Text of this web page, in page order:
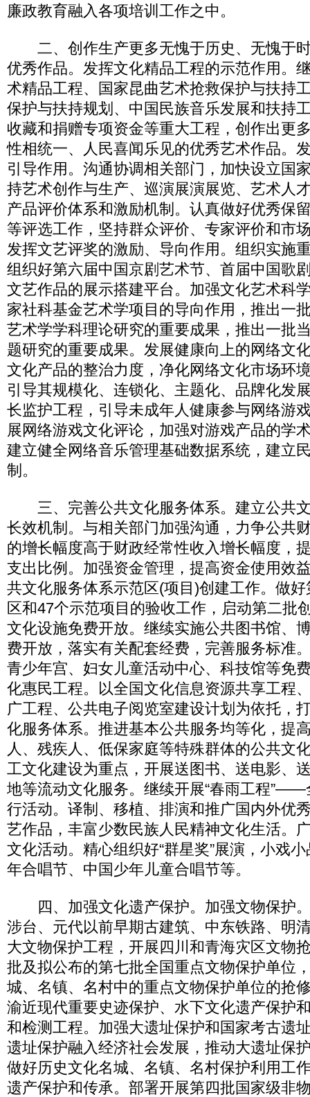
廉政教育融入各项培训工作之中。
二、创作生产更多无愧于历史、无愧于
优秀作品。发挥文化精品工程的示范作用。
术精品工程、国家昆曲艺术抢救保护与扶持
保护与扶持规划、中国民族音乐发展和扶持
收藏和捐赠专项资金等重大工程，创作出更
性相统一、人民喜闻乐见的优秀艺术作品。
引导作用。沟通协调相关部门，加快设立国
持艺术创作与生产、巡演展演展览、艺术人
产品评价体系和激励机制。认真做好优秀保
等评选工作，坚持群众评价、专家评价和市
发挥文艺评奖的激励、导向作用。组织实施
组织好第六届中国京剧艺术节、首届中国歌
文艺作品的展示搭建平台。加强文化艺术科
家社科基金艺术学项目的导向作用，推出一
艺术学学科理论研究的重要成果，推出一批
题研究的重要成果。发展健康向上的网络文
文化产品的整治力度，净化网络文化市场环
引导其规模化、连锁化、主题化、品牌化发
长监护工程，引导未成年人健康参与网络游
展网络游戏文化评论，加强对游戏产品的学
建立健全网络音乐管理基础数据系统，建立
制。
三、完善公共文化服务体系。建立公共
长效机制。与相关部门加强沟通，力争公共
的增长幅度高于财政经常性收入增长幅度，
支出比例。加强资金管理，提高资金使用效
共文化服务体系示范区(项目)创建工作。做
区和47个示范项目的验收工作，启动第二批
文化设施免费开放。继续实施公共图书馆、
费开放，落实有关配套经费，完善服务标准
青少年宫、妇女儿童活动中心、科技馆等免
化惠民工程。以全国文化信息资源共享工程
广工程、公共电子阅览室建设计划为依托，
化服务体系。推进基本公共服务均等化，提
人、残疾人、低保家庭等特殊群体的公共文
工文化建设为重点，开展送图书、送电影、
地等流动文化服务。继续开展“春雨工程
行活动。译制、移植、排演和推广国内外优
艺作品，丰富少数民族人民精神文化生活。
文化活动。精心组织好“群星奖”展演，小戏
年合唱节、中国少年儿童合唱节等。
四、加强文化遗产保护。加强文物保护
涉台、元代以前早期古建筑、中东铁路、明
大文物保护工程，开展四川和青海灾区文物
批及拟公布的第七批全国重点文物保护单位
城、名镇、名村中的重点文物保护单位的抢
渝近现代重要史迹保护、水下文化遗产保护
和检测工程。加强大遗址保护和国家考古遗
遗址保护融入经济社会发展，推动大遗址保
做好历史文化名城、名镇、名村保护利用工
遗产保护和传承。部署开展第四批国家级非